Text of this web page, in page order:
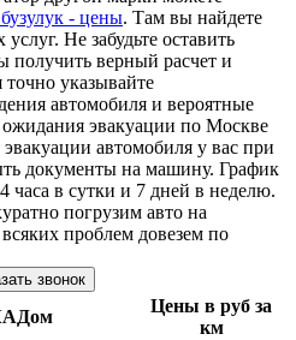
- цены. Там вы найдете
Не забудьте оставить
получить верный расчет и
указывайте
автомобиля и вероятные
эвакуации по Москве
автомобиля у вас при
документы на машину. График
часа в сутки и 7 дней в неделю.
погрузим авто на
проблем довезем по
звонок
Цены в руб за
км